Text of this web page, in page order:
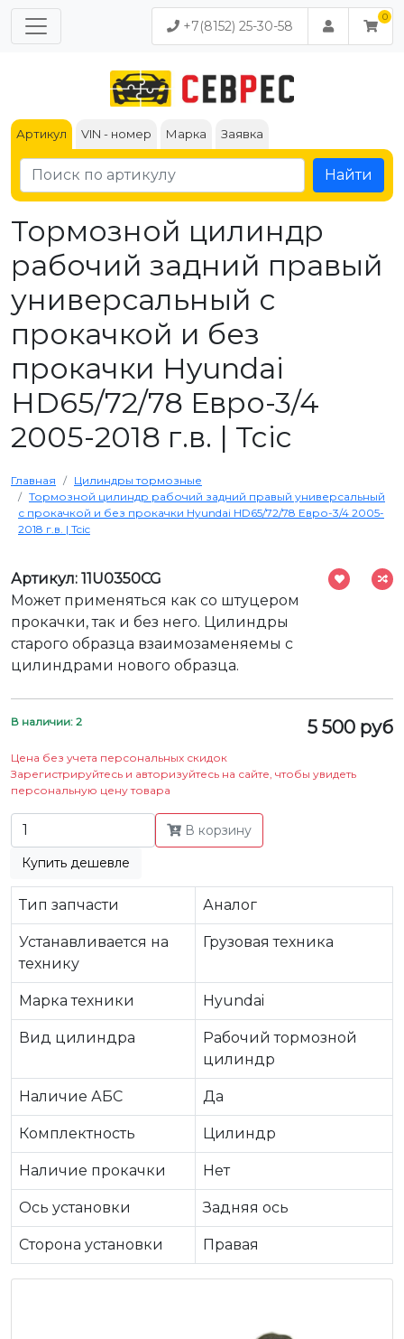
+7(8152) 25-30-58
Артикул VIN - номер Марка Заявка
Найти
Тормозной цилиндр
рабочий задний правый
универсальный с
прокачкой и без
прокачки Hyundai
HD65/72/78 Евро-3/4
2005-2018 г.в. | Tcic
Главная
Цилиндры тормозные
Тормозной цилиндр рабочий задний правый универсальный
с прокачкой и без прокачки Hyundai HD65/72/78 Евро-3/4 2005-
2018 г.в. | Tcic
Артикул: 11U0350CG
Может применяться как со штуцером
прокачки, так и без него. Цилиндры
старого образца взаимозаменяемы с
цилиндрами нового образца.
В наличии: 2 5 500 руб
Цена без учета персональных скидок
Зарегистрируйтесь и авторизуйтесь на сайте, чтобы увидеть
персональную цену товара
В корзину
Купить дешевле
Тип запчасти Аналог
Устанавливается на
технику
Грузовая техника
Марка техники Hyundai
Вид цилиндра
Рабочий тормозной
цилиндр
Наличие АБС Да
Комплектность Цилиндр
Наличие прокачки Нет
Ось установки Задняя ось
Сторона установки Правая